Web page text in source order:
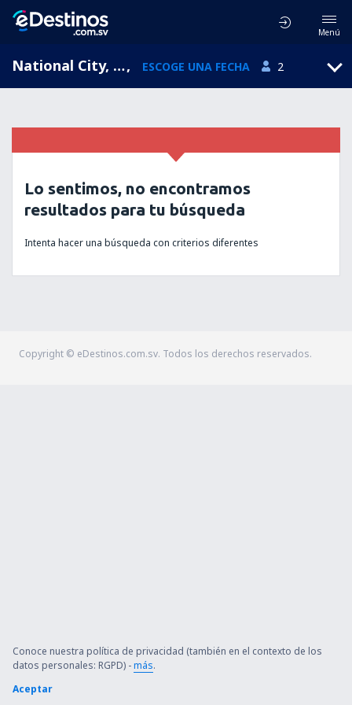
Menú
National City, California, Estados Unidos, ESCOGE UNA FECHA 2
Lo sentimos, no encontramos
resultados para tu búsqueda
Intenta hacer una búsqueda con criterios diferentes
Copyright © eDestinos.com.sv. Todos los derechos reservados.
Conoce nuestra política de privacidad (también en el contexto de los
datos personales: RGPD) -más.
Aceptar